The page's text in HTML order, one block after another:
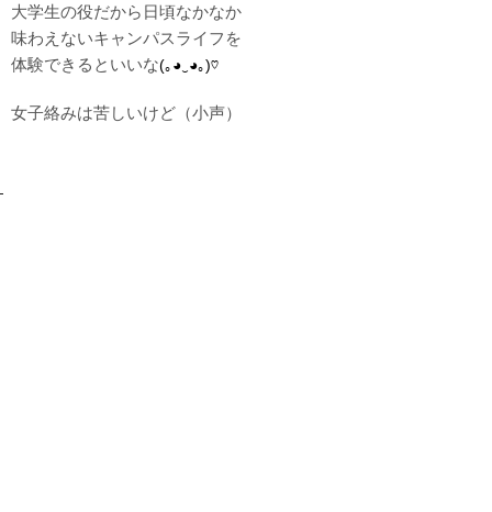
大学生の役だから日頃なかなか
味わえないキャンパスライフを
体験できるといいな(｡◕‿◕｡)♡
女子絡みは苦しいけど（小声）